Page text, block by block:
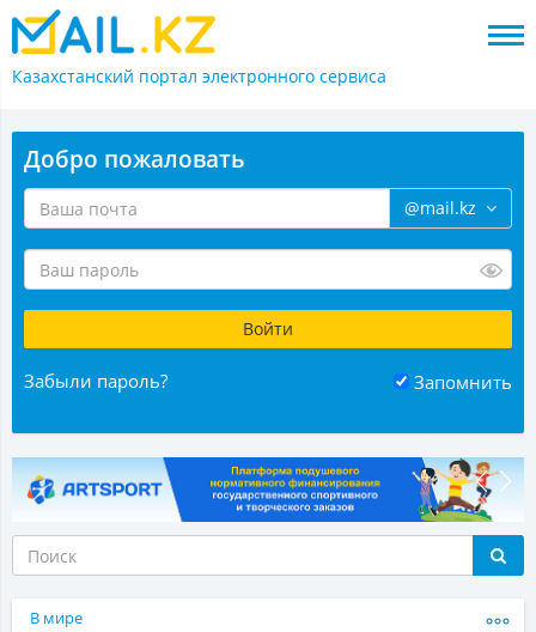
Казахстанский портал электронного сервиса
Добро пожаловать
@mail.kz
Забыли пароль? Запомнить
В мире